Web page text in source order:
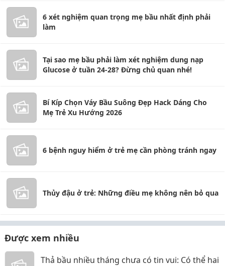
6 xét nghiệm quan trọng mẹ bầu nhất định phải
làm
Tại sao mẹ bầu phải làm xét nghiệm dung nạp
Glucose ở tuần 24-28? Đừng chủ quan nhé!
Bí Kíp Chọn Váy Bầu Suông Đẹp Hack Dáng Cho
Mẹ Trẻ Xu Hướng 2026
6 bệnh nguy hiểm ở trẻ mẹ cần phòng tránh ngay
Thủy đậu ở trẻ: Những điều mẹ không nên bỏ qua
Được xem nhiều
Thả bầu nhiều tháng chưa có tin vui: Có thể hai